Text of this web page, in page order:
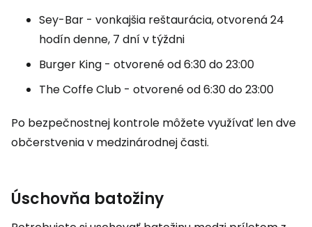
Sey-Bar - vonkajšia reštaurácia, otvorená 24
hodín denne, 7 dní v týždni
Burger King - otvorené od 6:30 do 23:00
The Coffe Club - otvorené od 6:30 do 23:00
Po bezpečnostnej kontrole môžete využívať len dve
občerstvenia v medzinárodnej časti.
Úschovňa batožiny